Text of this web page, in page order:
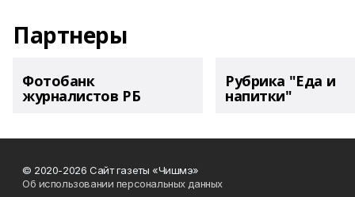
Партнеры
Фотобанк
журналистов РБ
Рубрика "Еда и
напитки"
© 2020-2026 Сайт газеты «Чишмэ»
Об использовании персональных данных